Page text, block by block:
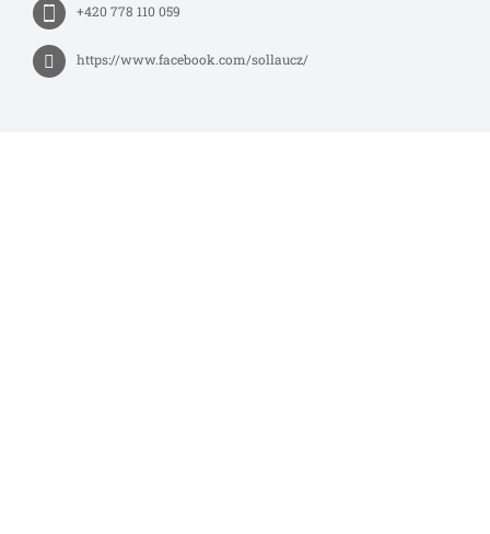
+420 778 110 059
https://www.facebook.com/sollaucz/